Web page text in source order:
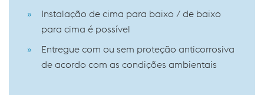
Instalação de cima para baixo / de baixo
para cima é possível
Entregue com ou sem proteção anticorrosiva
de acordo com as condições ambientais